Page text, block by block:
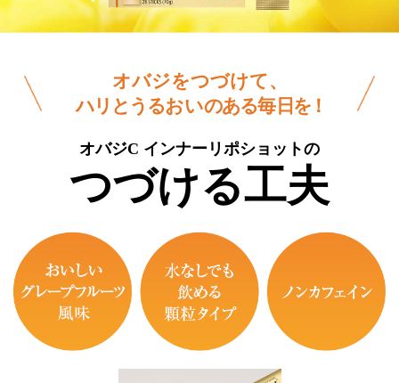
オバジをつづけて、
ハリとうるおいのある毎日 を！
オバジC インナーリポショットの
つづける工夫